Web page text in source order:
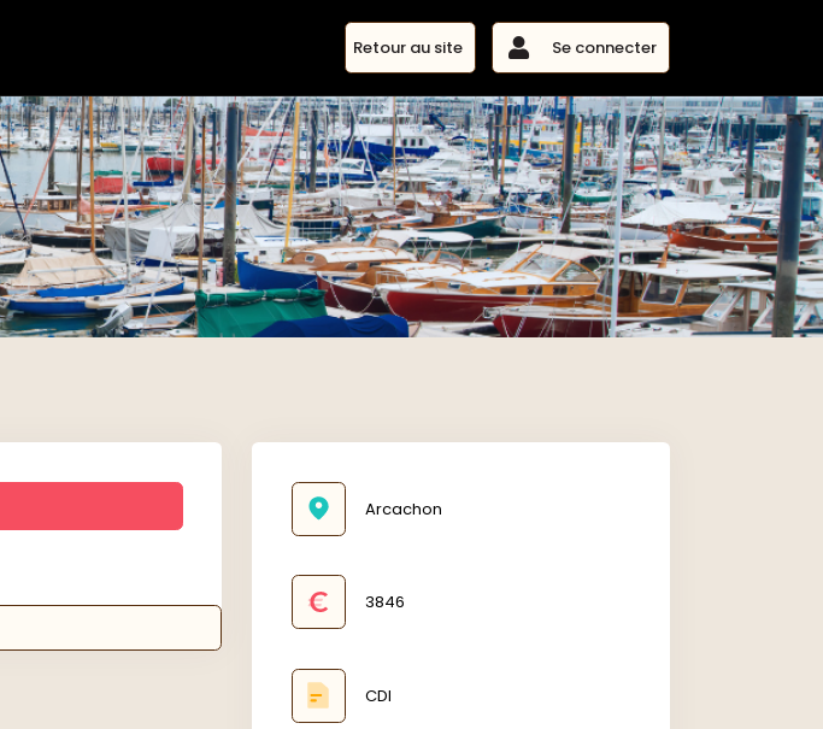
Retour au site Se connecter
Arcachon
3846
CDI